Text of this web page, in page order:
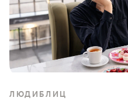
ЛЮДИ БЛИЦ